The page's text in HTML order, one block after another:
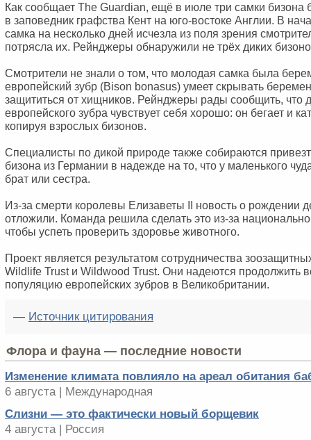
Как сообщает The Guardian, ещё в июле три самки
в заповедник графства Кент на юго-востоке Англии. В
самка на несколько дней исчезла из поля зрения
потрясла их. Рейнджеры обнаружили не трёх диких
Смотрители не знали о том, что молодая самка была
европейский зубр (Bison bonasus) умеет скрывать
защититься от хищников. Рейнджеры рады сообщить, что
европейского зубра чувствует себя хорошо: он бегает и
копируя взрослых бизонов.
Специалисты по дикой природе также собираются
бизона из Германии в надежде на то, что у маленького
брат или сестра.
Из-за смерти королевы Елизаветы II новость о рождении
отложили. Команда решила сделать это из-за
чтобы успеть проверить здоровье животного.
Проект является результатом сотрудничества
Wildlife Trust и Wildwood Trust. Они надеются продолжить
популяцию европейских зубров в Великобритании.
— Источник цитирования
Флора и фауна — последние новости
Изменение климата повлияло на ареал обитания
6 августа | Международная
Слизни — это фактически новый борщевик
4 августа | Россия